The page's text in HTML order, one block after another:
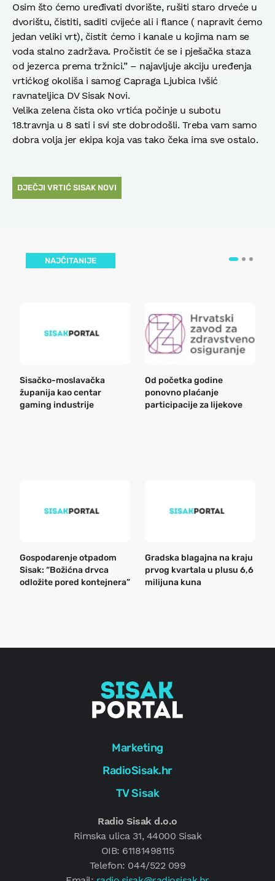
Osim što ćemo uređivati dvorište, rušiti staro drveće u
dvorištu, čistiti, saditi cvijeće ali i flance ( napravit ćemo
jedan veliki vrt), čistit ćemo i kanale u kojima nam se
voda stalno zadržava. Pročistit će se i pješačka staza
od jezerca prema tržnici.” – najavljuje akciju uređenja
vrtićkog okoliša i samog Capraga Ljubica Ivšić
ravnateljica DV Sisak Novi.
Velika zelena čista oko vrtića počinje u subotu
18.travnja u 8 sati i svi ste dobrodošli. Treba vam samo
dobra volja jer ekipa koja vas tako čeka ima sve ostalo.
DJEČJI VRTIĆ SISAK NOVI
NAJČITANIJE
Sisačko-moslavačka
županija kao centar
gaming industrije
Od početka godine
ponovno plaćanje
participacije za lijekove
Gospodarenje otpadom
Sisak: “Božićna drvca
odložite pored kontejnera”
Gradska blagajna na kraju
prvog kvartala u plusu 6,6
milijuna kuna
Marketing
RadioSisak.hr
TV Sisak
Radio Sisak d.o.o
Rimska ulica 31, 44000 Sisak
OIB: 61181498115
Telefon: 044/522 099